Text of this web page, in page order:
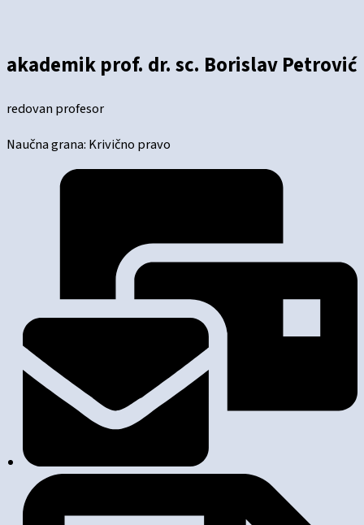
akademik prof. dr. sc. Borislav Petrović
redovan profesor
Naučna grana: Krivično pravo